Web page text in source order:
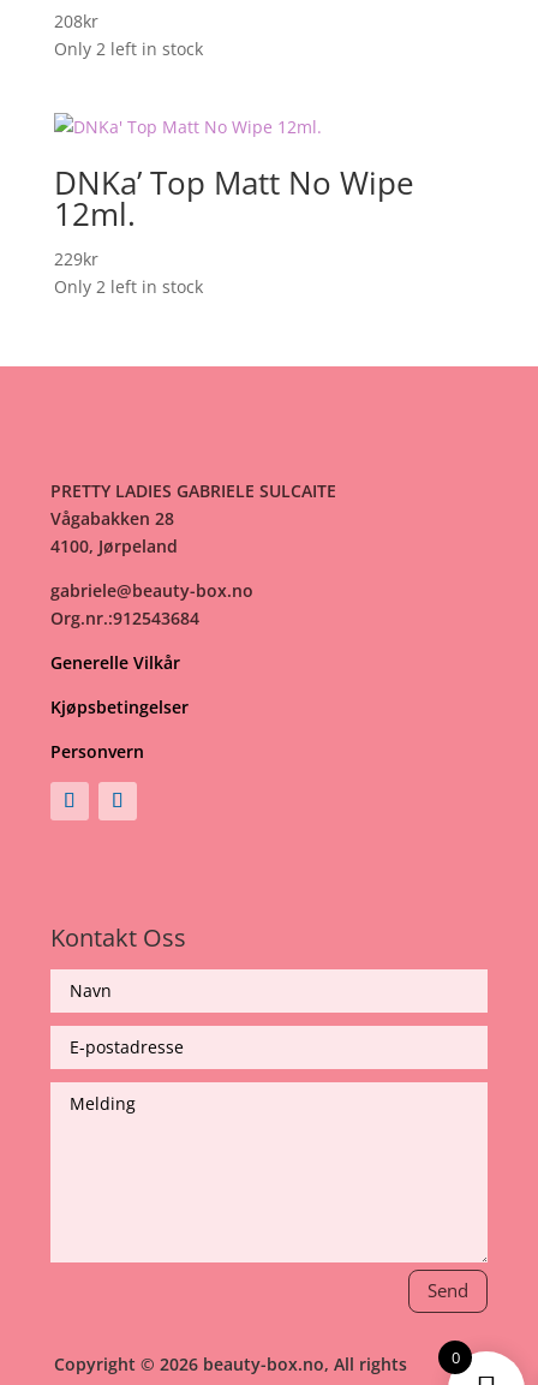
208kr
Only 2 left in stock
DNKa’ Top Matt No Wipe
12ml.
229kr
Only 2 left in stock
PRETTY LADIES GABRIELE SULCAITE
Vågabakken 28
4100, Jørpeland
gabriele@beauty-box.no
Org.nr.:912543684
Generelle Vilkår
Kjøpsbetingelser
Personvern
Kontakt Oss
Send
Copyright © 2026 beauty-box.no, All rights
0